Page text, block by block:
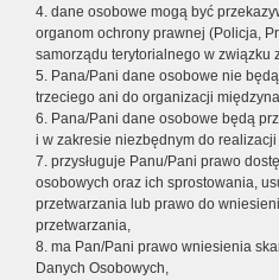
4. dane osobowe mogą być
organom ochrony prawnej (Policja,
samorządu terytorialnego w związku
5. Pana/Pani dane osobowe nie
trzeciego ani do organizacji
6. Pana/Pani dane osobowe będą
i w zakresie niezbędnym do
7. przysługuje Panu/Pani prawo
osobowych oraz ich sprostowania,
przetwarzania lub prawo do
przetwarzania,
8. ma Pan/Pani prawo wniesienia
Danych Osobowych,